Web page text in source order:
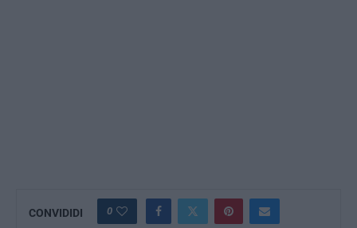
CONVIDIDI 0